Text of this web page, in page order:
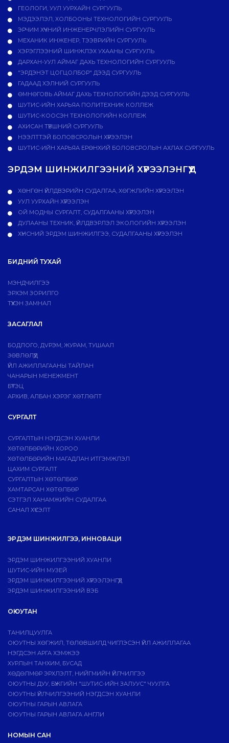
ГЕОЛОГИ, УУЛ УУРХАЙН СУРГУУЛЬ
МЭДЭЭЛЭЛ, ХОЛБООНЫ ТЕХНОЛОГИЙН СУРГУУЛЬ
ЭРЧИМ ХҮЧНИЙ ИНЖЕНЕРЧЛЭЛИЙН СУРГУУЛЬ
МЕХАНИК ИНЖЕНЕР, ТЭЭВРИЙН СУРГУУЛЬ
ХЭРЭГЛЭЭНИЙ ШИНЖЛЭХ УХААНЫ СУРГУУЛЬ
ДАРХАН-УУЛ АЙМАГ ДАХЬ ТЕХНОЛОГИЙН СУРГУУЛЬ
"ЭРДЭНЭТ ЦОГЦОЛБОР" ДЭЭД СУРГУУЛЬ
ГАДААД ХЭЛНИЙ СУРГУУЛЬ
ӨМНӨГОВЬ АЙМАГ ДАХЬ ТЕХНОЛОГИЙН ДЭЭД СУРГУУЛЬ
ШУТИС-ИЙН ХАРЬЯА ПОЛИТЕХНИК КОЛЛЕЖ
ШУТИС-КООСЭН ТЕХНОЛОГИЙН КОЛЛЕЖ
АХИСАН ТҮВШНИЙ СУРГУУЛЬ
НЭЭЛТТЭЙ БОЛОВСРОЛЫН ХҮРЭЭЛЭН
ШУТИС-ИЙН ХАРЬЯА ЕРӨНХИЙ БОЛОВСРОЛЫН АХЛАХ СУРГУУЛЬ
ЭРДЭМ ШИНЖИЛГЭЭНИЙ ХҮРЭЭЛЭНГҮҮД
ХӨНГӨН ҮЙЛДВЭРИЙН СУДАЛГАА, ХӨГЖЛИЙН ХҮРЭЭЛЭН
УУЛ УУРХАЙН ХҮРЭЭЛЭН
ОЙ МОДНЫ СУРГАЛТ, СУДАЛГААНЫ ХҮРЭЭЛЭН
ДУЛААНЫ ТЕХНИК, ҮЙЛДВЭРЛЭЛ ЭКОЛОГИЙН ХҮРЭЭЛЭН
ХҮНСНИЙ ЭРДЭМ ШИНЖИЛГЭЭ, СУДАЛГААНЫ ХҮРЭЭЛЭН
БИДНИЙ ТУХАЙ
МЭНДЧИЛГЭЭ
ЭРХЭМ ЗОРИЛГО
ТҮҮХЭН ЗАМНАЛ
ЗАСАГЛАЛ
БОДЛОГО, ДVРЭМ, ЖУРАМ, ТУШААЛ
ЗӨВЛӨЛҮҮД
ҮЙЛ АЖИЛЛАГААНЫ ТАЙЛАН
ЧАНАРЫН МЕНЕЖМЕНТ
БҮТЭЦ
АРХИВ, АЛБАН ХЭРЭГ ХӨТЛӨЛТ
СУРГАЛТ
СУРГАЛТЫН НЭГДСЭН ХУАНЛИ
ХӨТӨЛБӨРИЙН ХОРОО
ХӨТӨЛБӨРИЙН МАГАДЛАН ИТГЭМЖЛЭЛ
ЦАХИМ СУРГАЛТ
СУРГАЛТЫН ХӨТӨЛБӨР
ХАМТАРСАН ХӨТӨЛБӨР
СЭТГЭЛ ХАНАМЖИЙН СУДАЛГАА
САНАЛ ХҮСЭЛТ
ЭРДЭМ ШИНЖИЛГЭЭ, ИННОВАЦИ
ЭРДЭМ ШИНЖИЛГЭЭНИЙ ХУАНЛИ
ШУТИС-ИЙН МУЗЕЙ
ЭРДЭМ ШИНЖИЛГЭЭНИЙ ХҮРЭЭЛЭНГҮҮД
ЭРДЭМ ШИНЖИЛГЭЭНИЙ ВЭБ
ОЮУТАН
ТАНИЛЦУУЛГА
ОЮУТНЫ ХӨГЖИЛ, ТӨЛӨВШИЛД ЧИГЛЭСЭН ҮЙЛ АЖИЛЛАГАА
НЭГДСЭН АРГА ХЭМЖЭЭ
ХУРЛЫН ТАНХИМ, БУСАД
ХӨДӨЛМӨР ЭРХЛЭЛТ, НИЙГМИЙН ҮЙЛЧИЛГЭЭ
ОЮУТНЫ ДУУ, БҮЖГИЙН "ШУТИС-ИЙН ЗАЛУУС" ЧУУЛГА
ОЮУТНЫ ҮЙЛЧИЛГЭЭНИЙ НЭГДСЭН ХУАНЛИ
ОЮУТНЫ ГАРЫН АВЛАГА
ОЮУТНЫ ГАРЫН АВЛАГА АНГЛИ
НОМЫН САН